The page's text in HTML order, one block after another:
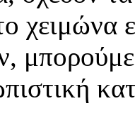
χειμώνα